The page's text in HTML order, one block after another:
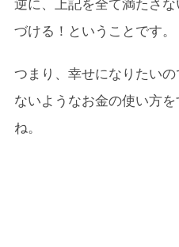
逆に、上記を全て満たさ
づける！ということです。
つまり、幸せになりたい
ないようなお金の使い方
ね。